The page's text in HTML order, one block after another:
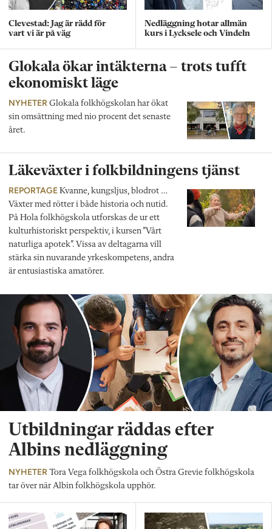
Clevestad: Jag är rädd för
vart vi är på väg
Nedläggning hotar allmän
kurs i Lycksele och Vindeln
Glokala ökar intäkterna – trots tufft
ekonomiskt läge
NYHETER Glokala folkhögskolan har ökat
sin omsättning med nio procent det senaste
året.
Läkeväxter i folkbildningens tjänst
REPORTAGE Kvanne, kungsljus, blodrot …
Växter med rötter i både historia och nutid.
På Hola folkhögskola utforskas de ur ett
kulturhistoriskt perspektiv, i kursen ”Vårt
naturliga apotek”. Vissa av deltagarna vill
stärka sin nuvarande yrkeskompetens, andra
är entusiastiska amatörer.
Utbildningar räddas efter
Albins nedläggning
NYHETER Tora Vega folkhögskola och Östra Grevie folkhögskola
tar över när Albin folkhögskola upphör.